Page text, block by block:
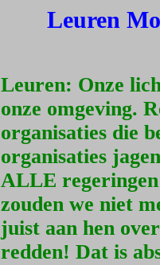
Leuren
Leuren: Onze
onze omgeving.
organisaties die
organisaties
ALLE
zouden we niet
juist aan hen
redden! Dat is